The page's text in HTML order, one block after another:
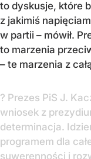
to dyskusje, które
z jakimiś
w partii – mówił.
to marzenia
– te marzenia z
? Prezes PiS J.
wniosek z
determinacja.
programem dla
suwerenności i